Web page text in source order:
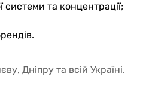
системи та концентрації;
Дніпру та всій Україні.